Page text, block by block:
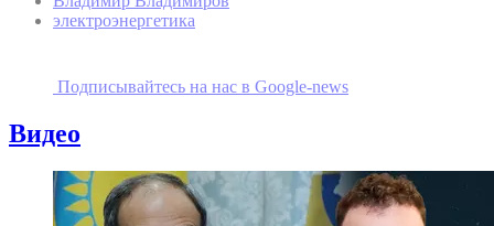
электроэнергетика
Подписывайтесь на наc в Google-news
Видео